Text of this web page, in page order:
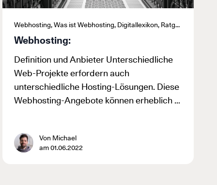
Webhosting, Was ist Webhosting, Digitallexikon, Ratgeber
Webhosting:
Definition und Anbieter Unterschiedliche
Web-Projekte erfordern auch
unterschiedliche Hosting-Lösungen. Diese
Webhosting-Angebote können erheblich …
Von Michael
am 01.06.2022